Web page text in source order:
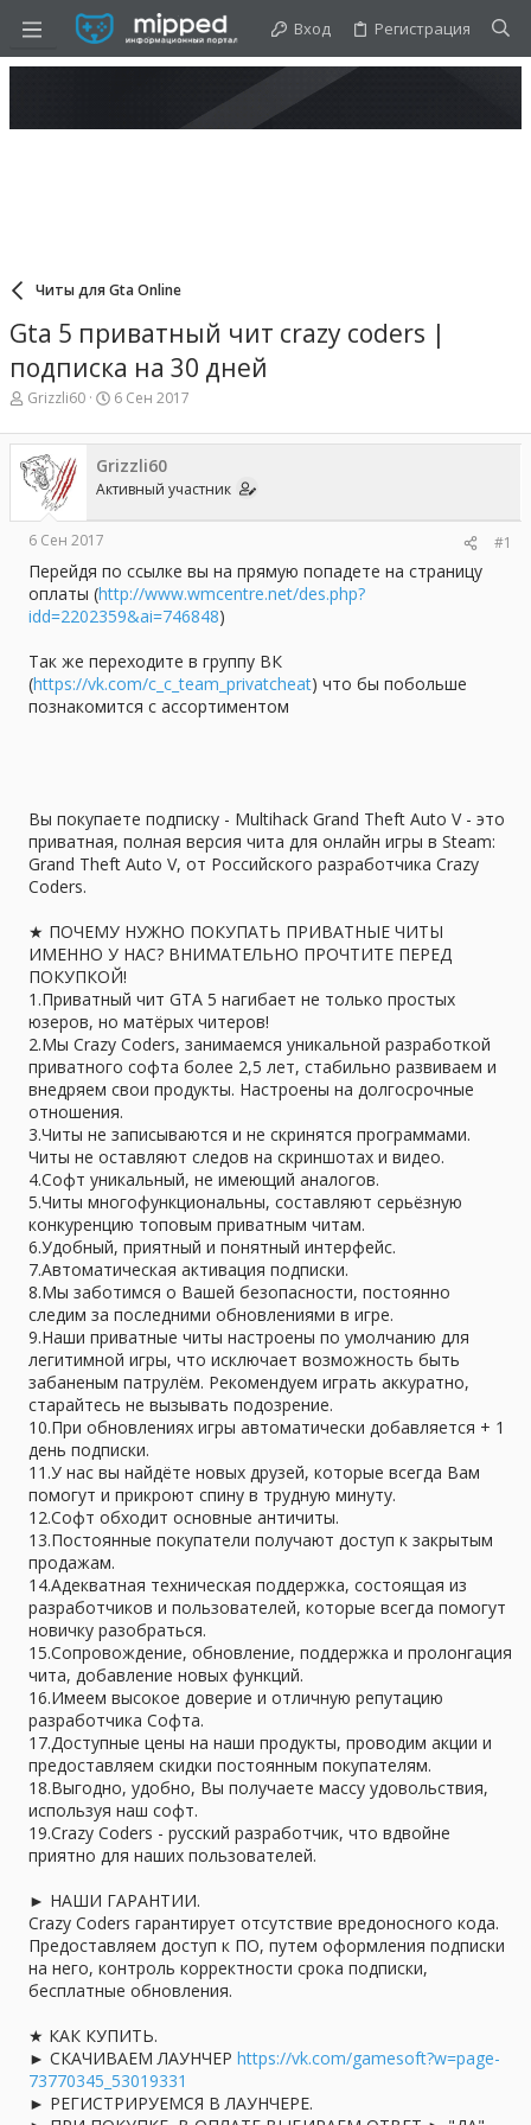
Вход Регистрация
Читы для Gta Online
Gta 5 приватный чит crazy coders |
подписка на 30 дней
А
т
о
р
т
ы
Grizzli60
Д
т
н
а
а
6 Сен 2017
Grizzli60
Активный участник
6 Сен 2017 #1
Перейдя по ссылке вы на прямую попадете на страницу
оплаты (http://www.wmcentre.net/des.php?
idd=2202359&ai=746848)
Так же переходите в группу ВК
(https://vk.com/c_c_team_privatcheat) что бы побольше
познакомится с ассортиментом
Вы покупаете подписку - Multihack Grand Theft Auto V - это
приватная, полная версия чита для онлайн игры в Steam:
Grand Theft Auto V, от Российского разработчика Crazy
Coders.
★ ПОЧЕМУ НУЖНО ПОКУПАТЬ ПРИВАТНЫЕ ЧИТЫ
ИМЕННО У НАС? ВНИМАТЕЛЬНО ПРОЧТИТЕ ПЕРЕД
ПОКУПКОЙ!
1.Приватный чит GTA 5 нагибает не только простых
юзеров, но матёрых читеров!
2.Мы Crazy Coders, занимаемся уникальной разработкой
приватного софта более 2,5 лет, стабильно развиваем и
внедряем свои продукты. Настроены на долгосрочные
отношения.
3.Читы не записываются и не скринятся программами.
Читы не оставляют следов на скриншотах и видео.
4.Софт уникальный, не имеющий аналогов.
5.Читы многофункциональны, составляют серьёзную
конкуренцию топовым приватным читам.
6.Удобный, приятный и понятный интерфейс.
7.Автоматическая активация подписки.
8.Мы заботимся о Вашей безопасности, постоянно
следим за последними обновлениями в игре.
9.Наши приватные читы настроены по умолчанию для
легитимной игры, что исключает возможность быть
забаненым патрулём. Рекомендуем играть аккуратно,
старайтесь не вызывать подозрение.
10.При обновлениях игры автоматически добавляется + 1
день подписки.
11.У нас вы найдёте новых друзей, которые всегда Вам
помогут и прикроют спину в трудную минуту.
12.Софт обходит основные античиты.
13.Постоянные покупатели получают доступ к закрытым
продажам.
14.Адекватная техническая поддержка, состоящая из
разработчиков и пользователей, которые всегда помогут
новичку разобраться.
15.Сопровождение, обновление, поддержка и пролонгация
чита, добавление новых функций.
16.Имеем высокое доверие и отличную репутацию
разработчика Софта.
17.Доступные цены на наши продукты, проводим акции и
предоставляем скидки постоянным покупателям.
18.Выгодно, удобно, Вы получаете массу удовольствия,
используя наш софт.
19.Crazy Coders - русский разработчик, что вдвойне
приятно для наших пользователей.
► НАШИ ГАРАНТИИ.
Crazy Coders гарантирует отсутствие вредоносного кода.
Предоставляем доступ к ПО, путем оформления подписки
на него, контроль корректности срока подписки,
бесплатные обновления.
★ КАК КУПИТЬ.
► СКАЧИВАЕМ ЛАУНЧЕР https://vk.com/gamesoft?w=page-
73770345_53019331
► РЕГИСТРИРУЕМСЯ В ЛАУНЧЕРЕ.